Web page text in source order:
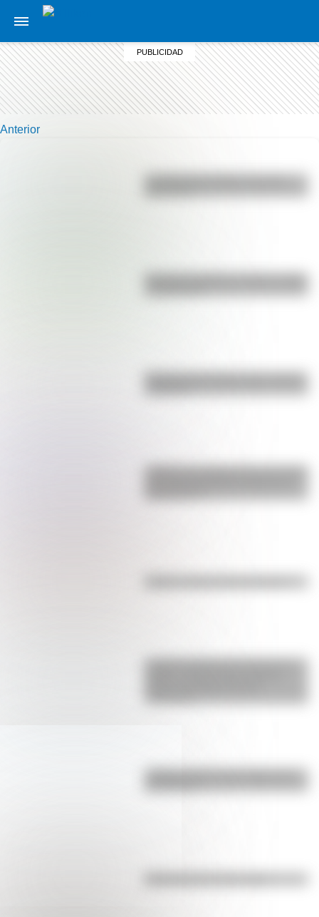
Anterior
Bandera de Bolivia: historia, origen
Bandera de Ecuador para colorear
¿Sabías que Argentina tuvo la torre
Sudamérica?
La gran hazaña del Cruce de los
¿Sabías cómo fue la infancia de